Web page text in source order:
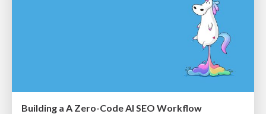
Building a A Zero-Code AI SEO Workflow